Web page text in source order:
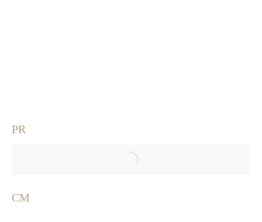
PR
CM